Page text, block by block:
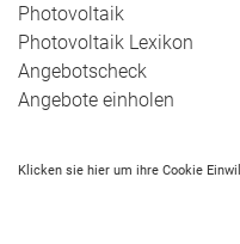
Photovoltaik
Photovoltaik Lexikon
Angebotscheck
Angebote einholen
Klicken sie hier um ihre Cookie